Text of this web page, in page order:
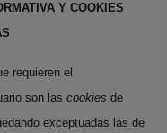
Y COOKIES
requieren el
son las cookies de
exceptuadas las de